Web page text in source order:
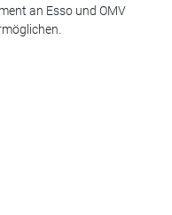
an Esso und OMV